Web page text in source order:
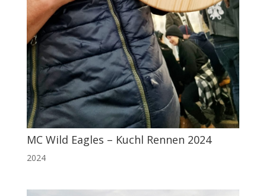
MC Wild Eagles – Kuchl Rennen 2024
2024